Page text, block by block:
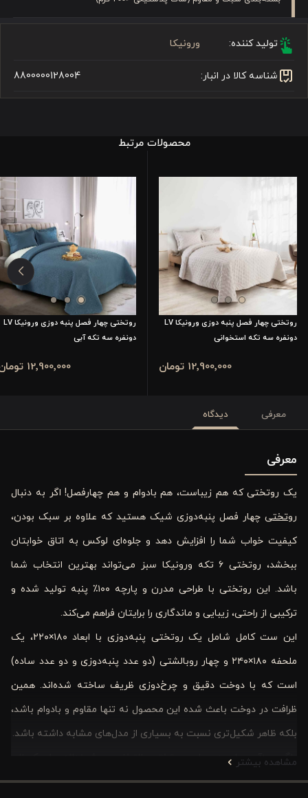
تولید کننده: ورونیکا
شناسه کالا در انبار: 8800000128004
محصولات مرتبط
روتختی چهار فصل پنبه دوزی ورونیکا LV
دونفره سه تکه استخوانی
12٬900٬000 تومان
روتختی چهار فصل پنبه دوزی ورونیکا LV
دونفره سه تکه آبی
12٬900٬000 تومان
معرفی دیدگاه
معرفی
یک روتختی که هم زیباست، هم بادوام و هم چهارفصل! اگر به دنبال
روتختی چهار فصل پنبه‌دوزی شیک هستید که علاوه بر سبک بودن،
کیفیت خواب شما را افزایش دهد و جلوه‌ای لوکس به اتاق خوابتان
ببخشد، روتختی ۶ تکه ورونیکا سبز می‌تواند بهترین انتخاب شما
باشد. این روتختی با طراحی مدرن و پارچه ۱۰۰٪ پنبه تولید شده و
ترکیبی از راحتی، زیبایی و ماندگاری را برایتان فراهم می‌کند.
این ست کامل شامل یک روتختی پنبه‌دوزی با ابعاد ۱۸۰×۲۲۰، یک
ملحفه ۱۸۰×۲۴۰ و چهار روبالشتی (دو عدد پنبه‌دوزی و دو عدد ساده)
است که با دوخت دقیق و چرخ‌دوزی ظریف ساخته شده‌اند. همین
ظرافت در دوخت باعث شده این محصول نه تنها مقاوم و بادوام باشد،
بلکه ظاهر شکیل‌تری نسبت به بسیاری از مدل‌های مشابه داشته باشد.
رنگ سبزآبی یا صدری این روتختی، انتخابی هوشمندانه برای کسانی
است که به دکوراسیون مینیمال، مدرن یا حتی کلاسیک علاقه دارند.
مشاهده بیشتر